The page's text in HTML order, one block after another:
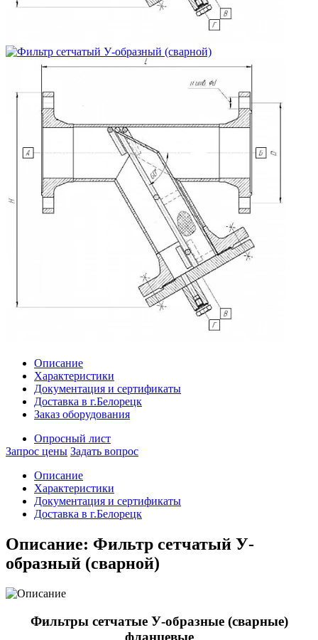
Описание
Характеристики
Документация и сертификаты
Доставка в г.Белорецк
Заказ оборудования
Опросный лист
Запрос цены Задать вопрос
Описание
Характеристики
Документация и сертификаты
Доставка в г.Белорецк
Описание: Фильтр сетчатый У-
образный (сварной)
Фильтры сетчатые У-образные (сварные)
фланцевые